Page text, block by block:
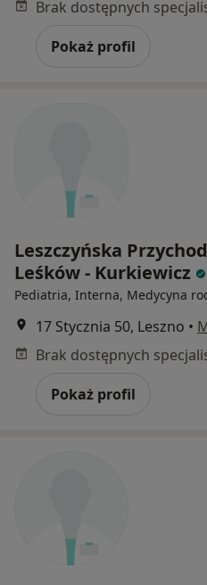
Pokaż profil
Leszczyńska
Leśków - Kurkiewicz
Pediatria, Interna, Medycyna
17 Stycznia 50, Leszno •
Pokaż profil